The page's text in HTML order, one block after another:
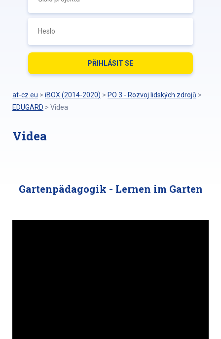
at-cz.eu > iBOX (2014-2020) > PO 3 - Rozvoj lidských zdrojů >
EDUGARD > Videa
Videa
Gartenpädagogik - Lernen im Garten